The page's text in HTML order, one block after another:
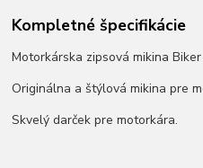
Kompletné špecifikácie
Motorkárska zipsová mikina
Originálna a štýlová mikina pre
Skvelý darček pre motorkára.